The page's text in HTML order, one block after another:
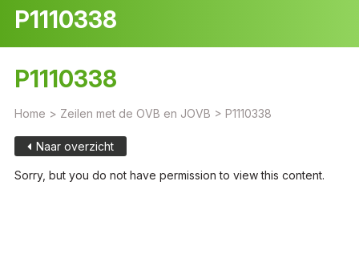
P1110338
P1110338
Home > Zeilen met de OVB en JOVB > P1110338
Naar overzicht
Sorry, but you do not have permission to view this content.